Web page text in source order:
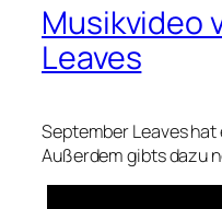
Musikvideo
Leaves
September Leaves
Außerdem gibts dazu